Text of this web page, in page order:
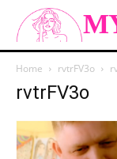
Home rvtrFV3o
rvtrFV3o